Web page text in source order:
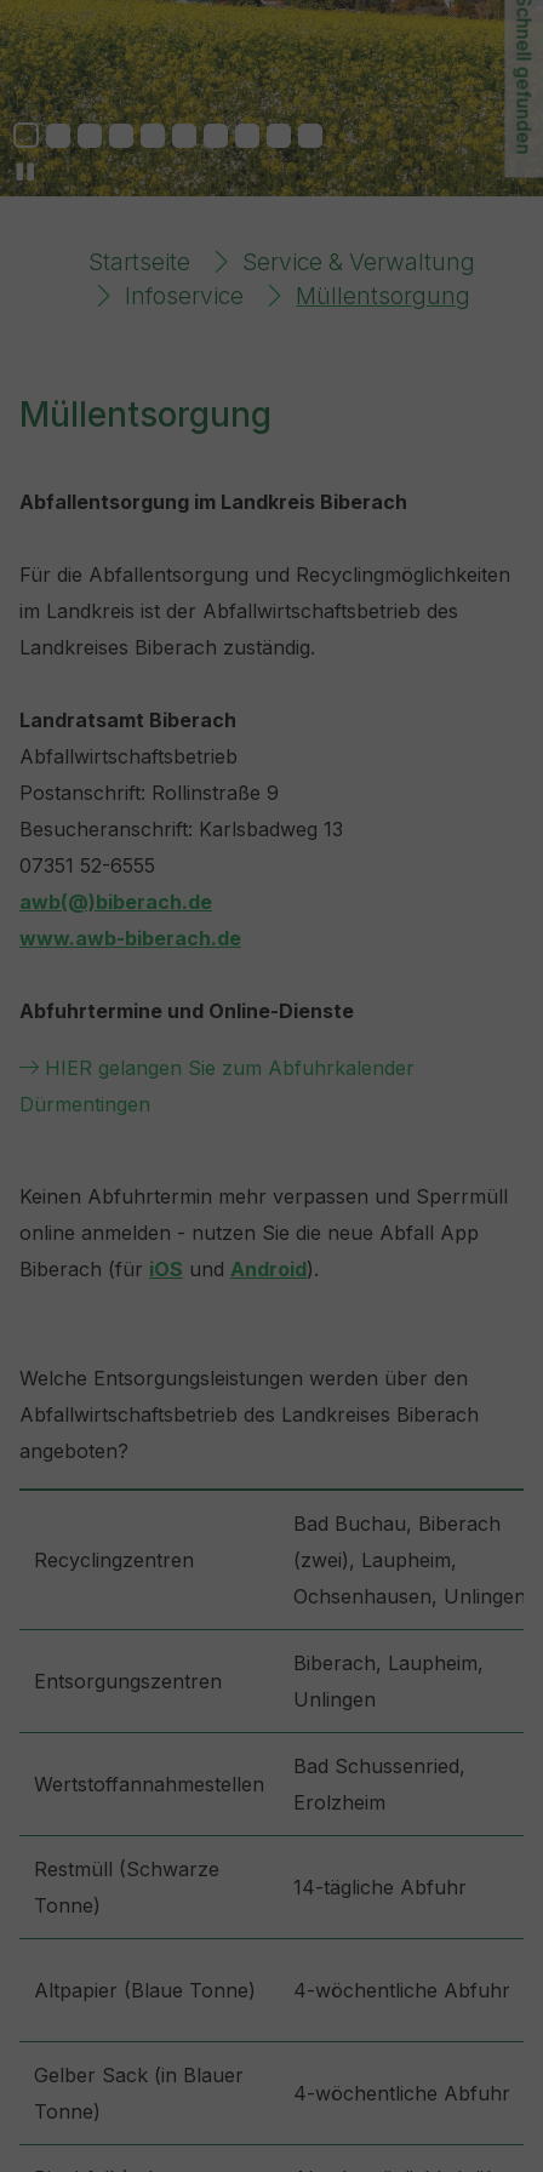
Schnell gefunden
Startseite
Service & Verwaltung
Infoservice
Müllentsorgung
Müllentsorgung
Abfallentsorgung im Landkreis Biberach
Für die Abfallentsorgung und Recyclingmöglichkeiten
im Landkreis ist der Abfallwirtschaftsbetrieb des
Landkreises Biberach zuständig.
Landratsamt Biberach
Abfallwirtschaftsbetrieb
Postanschrift: Rollinstraße 9
Besucheranschrift: Karlsbadweg 13
07351 52-6555
awb(@)biberach.de
www.awb-biberach.de
Abfuhrtermine und Online-Dienste
HIER gelangen Sie zum Abfuhrkalender
Dürmentingen
Keinen Abfuhrtermin mehr verpassen und Sperrmüll
online anmelden - nutzen Sie die neue Abfall App
Biberach (für iOS und Android).
Welche Entsorgungsleistungen werden über den
Abfallwirtschaftsbetrieb des Landkreises Biberach
angeboten?
Recyclingzentren
Bad Buchau, Biberach
(zwei), Laupheim,
Ochsenhausen, Unlingen
Entsorgungszentren
Biberach, Laupheim,
Unlingen
Wertstoffannahmestellen
Bad Schussenried,
Erolzheim
Restmüll (Schwarze
Tonne)
14-tägliche Abfuhr
Altpapier (Blaue Tonne) 4-wöchentliche Abfuhr
Gelber Sack (in Blauer
Tonne)
4-wöchentliche Abfuhr